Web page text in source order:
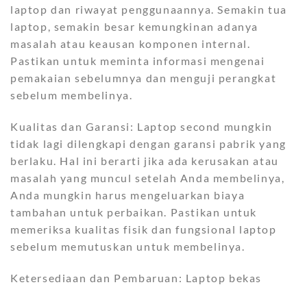
laptop dan riwayat penggunaannya. Semakin tua
laptop, semakin besar kemungkinan adanya
masalah atau keausan komponen internal.
Pastikan untuk meminta informasi mengenai
pemakaian sebelumnya dan menguji perangkat
sebelum membelinya.
Kualitas dan Garansi: Laptop second mungkin
tidak lagi dilengkapi dengan garansi pabrik yang
berlaku. Hal ini berarti jika ada kerusakan atau
masalah yang muncul setelah Anda membelinya,
Anda mungkin harus mengeluarkan biaya
tambahan untuk perbaikan. Pastikan untuk
memeriksa kualitas fisik dan fungsional laptop
sebelum memutuskan untuk membelinya.
Ketersediaan dan Pembaruan: Laptop bekas